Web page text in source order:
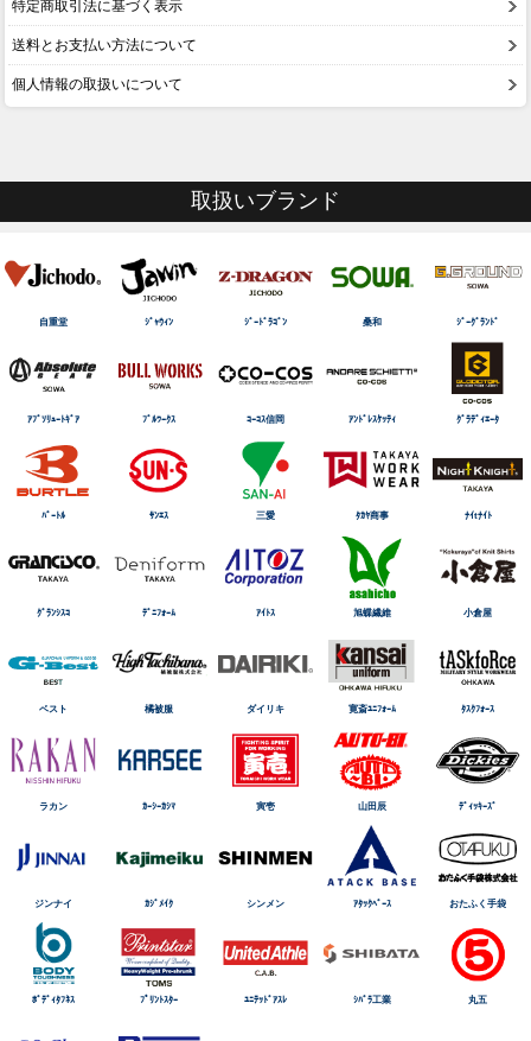
特定商取引法に基づく表示
送料とお支払い方法について
個人情報の取扱いについて
取扱いブランド
自重堂 ｼﾞｬｳｨﾝ ｼﾞｰﾄﾞﾗｺﾞﾝ 桑和 ｼﾞｰｸﾞﾗﾝﾄﾞ
ｱﾌﾞｿﾘｭｰﾄｷﾞｱ ﾌﾞﾙﾜｰｸｽ ｺｰｺｽ信岡 ｱﾝﾄﾞﾚｽｹｯﾃｨ ｸﾞﾗﾃﾞｨｴｰﾀ
ﾊﾞｰﾄﾙ ｻﾝｴｽ 三愛 ﾀｶﾔ商事 ﾅｲtﾅｲﾄ
ｸﾞﾗﾝｼｽｺ ﾃﾞﾆﾌｫｰﾑ ｱｲﾄｽ 旭蝶繊維 小倉屋
ベスト 橘被服 ダイリキ 寛斎ﾕﾆﾌｫｰﾑ ﾀｽｸﾌｫｰｽ
ラカン ｶｰｼｰｶｼﾏ 寅壱 山田辰 ﾃﾞｨｯｷｰｽﾞ
ジンナイ ｶｼﾞﾒｲｸ シンメン ｱﾀｯｸﾍﾞｰｽ おたふく手袋
ﾎﾞﾃﾞｨﾀﾌﾈｽ ﾌﾟﾘﾝﾄｽﾀｰ ﾕﾆﾃｯﾄﾞｱｽﾚ ｼﾊﾞﾗ工業 丸五